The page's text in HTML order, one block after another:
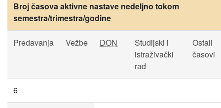
Broj časova aktivne nastave nedeljno tokom
semestra/trimestra/godine
Predavanja Vežbe DON
Studijski i
istraživački
rad
Ostali
časovi
6